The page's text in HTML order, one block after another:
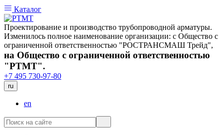
Каталог
Проектирование и производство трубопроводной арматуры.
Изменилось полное наименование организации: с Общество с
ограниченной ответственностью "РОСТРАНСМАШ Трейд",
на Общество с ограниченной ответственностью
"РТМТ".
+7 495 730-97-80
ru
en